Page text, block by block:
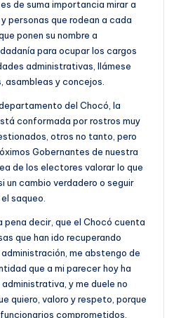
de suma importancia mirar a
personas que rodean a cada
ponen su nombre a
para ocupar los cargos
administrativas, llámese
asambleas y concejos.
del Chocó, la
conformada por rostros muy
otros no tanto, pero
Gobernantes de nuestra
de los electores valorar lo que
un cambio verdadero o seguir
saqueo.
decir, que el Chocó cuenta
que han ido recuperando
me abstengo de
que a mi parecer hoy ha
y me duele no
quiero, valoro y respeto, porque
comprometidos,